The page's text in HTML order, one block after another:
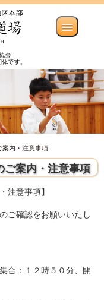
案内・注意事項
ご案内・注意事項
注意事項】
ご確認をお願いいたし
合：１２時５０分、開